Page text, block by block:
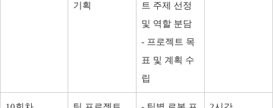
기획
트 주제 선정
및 역할 분담
- 프로젝트 목
표 및 계획 수
립